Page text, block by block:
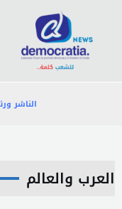
المحتوى
الناشر
العرب والعالم